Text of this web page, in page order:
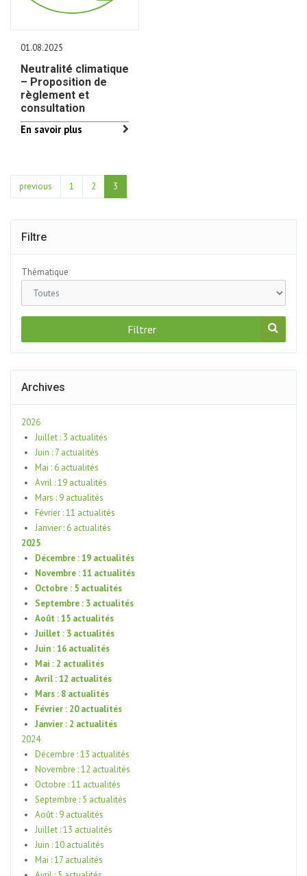
01.08.2025
Neutralité climatique
– Proposition de
règlement et
consultation
En savoir plus
previous 1 2 3
Filtre
Thématique
Filtrer
Archives
2026
Juillet : 3 actualités
Juin : 7 actualités
Mai : 6 actualités
Avril : 19 actualités
Mars : 9 actualités
Février : 11 actualités
Janvier : 6 actualités
2025
Décembre : 19 actualités
Novembre : 11 actualités
Octobre : 5 actualités
Septembre : 3 actualités
Août : 15 actualités
Juillet : 3 actualités
Juin : 16 actualités
Mai : 2 actualités
Avril : 12 actualités
Mars : 8 actualités
Février : 20 actualités
Janvier : 2 actualités
2024
Décembre : 13 actualités
Novembre : 12 actualités
Octobre : 11 actualités
Septembre : 5 actualités
Août : 9 actualités
Juillet : 13 actualités
Juin : 10 actualités
Mai : 17 actualités